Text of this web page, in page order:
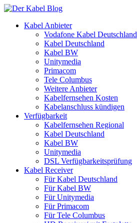
Kabel Anbieter
Vodafone Kabel Deutschland
Kabel Deutschland
Kabel BW
Unitymedia
Primacom
Tele Columbus
Weitere Anbieter
Kabelfernsehen Kosten
Kabelanschluss kündigen
Verfügbarkeit
Kabelfernsehen Regional
Kabel Deutschland
Kabel BW
Unitymedia
DSL Verfügbarkeitsprüfung
Kabel Receiver
Für Kabel Deutschland
Für Kabel BW
Für Unitymedia
Für Primacom
Für Tele Columbus